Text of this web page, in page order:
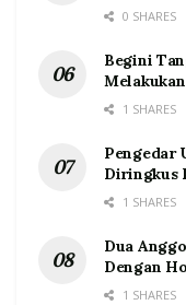
0 SHARES
Begini
1 SHARES
Pengedar
Diringkus
1 SHARES
Dua
Dengan
1 SHARES